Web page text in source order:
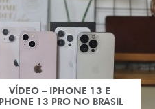
VÍDEO – IPHONE 13 E
IPHONE 13 PRO NO BRASIL